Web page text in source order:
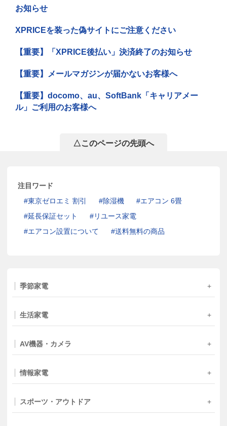
お知らせ
XPRICEを装った偽サイトにご注意ください
【重要】「XPRICE後払い」決済終了のお知らせ
【重要】メールマガジンが届かないお客様へ
【重要】docomo、au、SoftBank「キャリアメー
ル」ご利用のお客様へ
△このページの先頭へ
注目ワード
東京ゼロエミ 割引
除湿機
エアコン 6畳
延長保証セット
リユース家電
エアコン設置について
送料無料の商品
季節家電
生活家電
AV機器・カメラ
情報家電
スポーツ・アウトドア